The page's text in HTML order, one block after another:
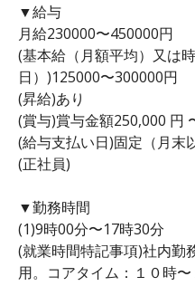
▼給与
月給230000〜450000円
(基本給（月額平均）又は
日）)125000〜300000円
(昇給)あり
(賞与)賞与金額250,000 円
(給与支払い日)固定（月末
(正社員)
▼勤務時間
(1)9時00分〜17時30分
(就業時間特記事項)社内勤
用。コアタイム：１０時